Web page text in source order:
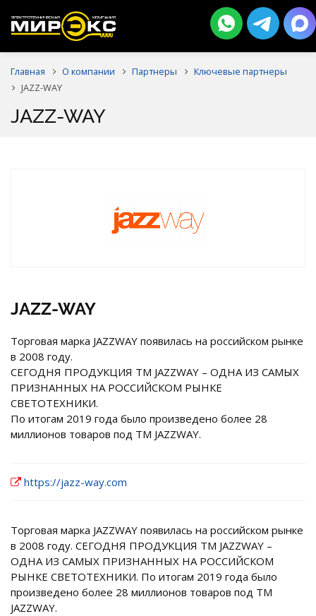
Главная О компании Партнеры
Ключевые партнеры
JAZZ-WAY
JAZZ-WAY
JAZZ-WAY
Торговая марка JAZZWAY появилась на российском рынке
в 2008 году.
СЕГОДНЯ ПРОДУКЦИЯ ТМ JAZZWAY – ОДНА ИЗ САМЫХ
ПРИЗНАННЫХ НА РОССИЙСКОМ РЫНКЕ
СВЕТОТЕХНИКИ.
По итогам 2019 года было произведено более 28
миллионов товаров под ТМ JAZZWAY.
https://jazz-way.com
Торговая марка JAZZWAY появилась на российском рынке
в 2008 году. СЕГОДНЯ ПРОДУКЦИЯ ТМ JAZZWAY –
ОДНА ИЗ САМЫХ ПРИЗНАННЫХ НА РОССИЙСКОМ
РЫНКЕ СВЕТОТЕХНИКИ. По итогам 2019 года было
произведено более 28 миллионов товаров под ТМ
JAZZWAY.